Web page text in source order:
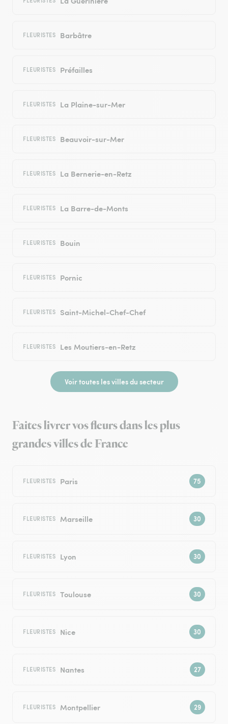
FLEURISTES Barbâtre
FLEURISTES Préfailles
FLEURISTES La Plaine-sur-Mer
FLEURISTES Beauvoir-sur-Mer
FLEURISTES La Bernerie-en-Retz
FLEURISTES La Barre-de-Monts
FLEURISTES Bouin
FLEURISTES Pornic
FLEURISTES Saint-Michel-Chef-Chef
FLEURISTES Les Moutiers-en-Retz
Voir toutes les villes du secteur
Faites livrer vos fleurs dans les plus
grandes villes de France
FLEURISTES Paris
FLEURISTES Marseille
FLEURISTES Lyon
FLEURISTES Toulouse
FLEURISTES Nice
FLEURISTES Nantes
FLEURISTES Montpellier